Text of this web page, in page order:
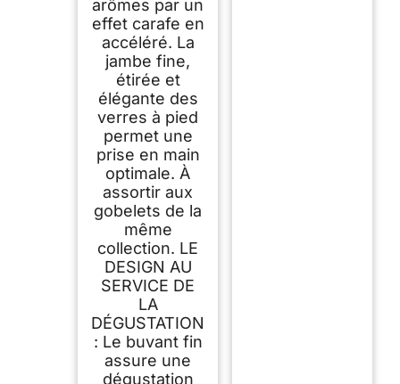
arômes par un
effet carafe en
accéléré. La
jambe fine,
étirée et
élégante des
verres à pied
permet une
prise en main
optimale. À
assortir aux
gobelets de la
même
collection. LE
DESIGN AU
SERVICE DE
LA
DÉGUSTATION
: Le buvant fin
assure une
dégustation